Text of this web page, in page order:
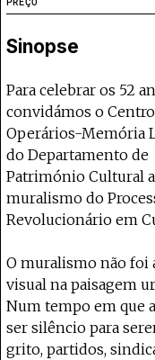
Sinopse
Para celebrar os 52
convidámos o
Operários-Memória
do Departamento de
Património Cultural
muralismo do
Revolucionário em
O muralismo não foi
visual na paisagem
Num tempo em que
ser silêncio para
grito, partidos,